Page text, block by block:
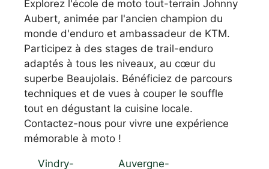
Explorez l'école de moto tout-terrain Johnny
Aubert, animée par l'ancien champion du
monde d'enduro et ambassadeur de KTM.
Participez à des stages de trail-enduro
adaptés à tous les niveaux, au cœur du
superbe Beaujolais. Bénéficiez de parcours
techniques et de vues à couper le souffle
tout en dégustant la cuisine locale.
Contactez-nous pour vivre une expérience
mémorable à moto !
Vindry-
Auvergne-